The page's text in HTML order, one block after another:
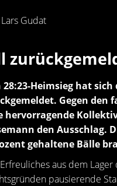
Lars Gudat
Heimsieg hat
Gegen den
hervorragende
den
gehaltene Bälle
aus dem
pausierende